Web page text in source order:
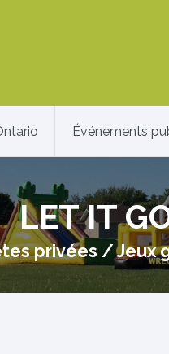
Événements
LET IT
privées /Jeux